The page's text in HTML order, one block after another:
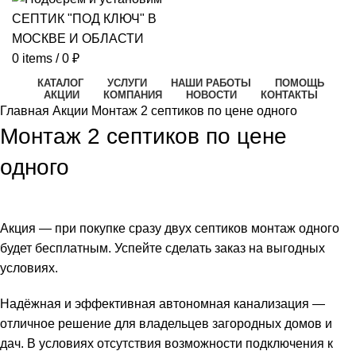
0 items / 0 ₽
КАТАЛОГ УСЛУГИ НАШИ РАБОТЫ
ПОМОЩЬ
АКЦИИ
КОМПАНИЯ НОВОСТИ КОНТАКТЫ
Главная Акции Монтаж 2 септиков по цене одного
Монтаж 2 септиков по цене
одного
Акция — при покупке сразу двух септиков монтаж одного
будет бесплатным. Успейте сделать заказ на выгодных
условиях.
Надёжная и эффективная автономная канализация —
отличное решение для владельцев загородных домов и
дач. В условиях отсутствия возможности подключения к